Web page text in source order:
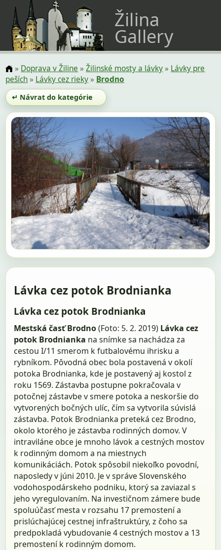
Žilina
Gallery
» Doprava v Žiline »Žilinské mosty a lávky» Lávky pre
peších» Lávky cez rieky» Brodno
↵ Návrat do kategórie
Lávka cez potok Brodnianka
Lávka cez potok Brodnianka
Mestská časť Brodno(Foto: 5. 2. 2019) Lávka cez
potok Brodnianka na snímke sa nachádza za
cestou I/11 smerom k futbalovému ihrisku a
rybníkom. Pôvodná obec bola postavená v okolí
potoka Brodnianka, kde je postavený aj kostol z
roku 1569. Zástavba postupne pokračovala v
potočnej zástavbe v smere potoka a neskoršie do
vytvorených bočných ulíc, čím sa vytvorila súvislá
zástavba. Potok Brodnianka preteká cez Brodno,
okolo ktorého je zástavba rodinných domov. V
intraviláne obce je mnoho lávok a cestných mostov
k rodinným domom a na miestnych
komunikáciách. Potok spôsobil niekoľko povodní,
naposledy v júni 2010. Je v správe Slovenského
vodohospodárskeho podniku, ktorý sa zaviazal s
jeho vyregulovaním. Na investičnom zámere bude
spoluúčasť mesta v rozsahu 17 premostení a
prislúchajúcej cestnej infraštruktúry, z čoho sa
predpokladá vybudovanie 4 cestných mostov a 13
premostení k rodinným domom.